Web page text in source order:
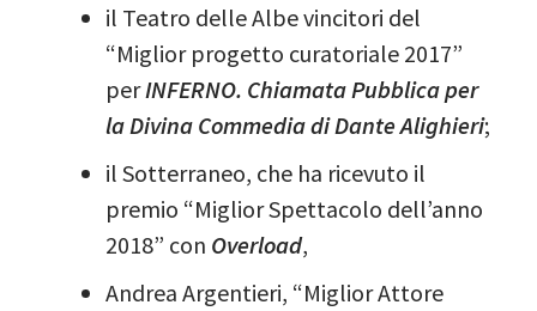
il Teatro delle Albe vincitori del
“Miglior progetto curatoriale 2017”
perINFERNO. Chiamata Pubblica per
la Divina Commedia di Dante Alighieri;
il Sotterraneo, che ha ricevuto il
premio “Miglior Spettacolo dell’anno
2018” con Overload,
Andrea Argentieri, “Miglior Attore